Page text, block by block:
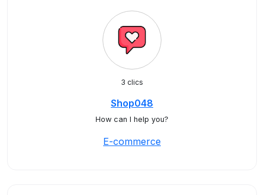
3 clics
Shop048
How can I help you?
E-commerce